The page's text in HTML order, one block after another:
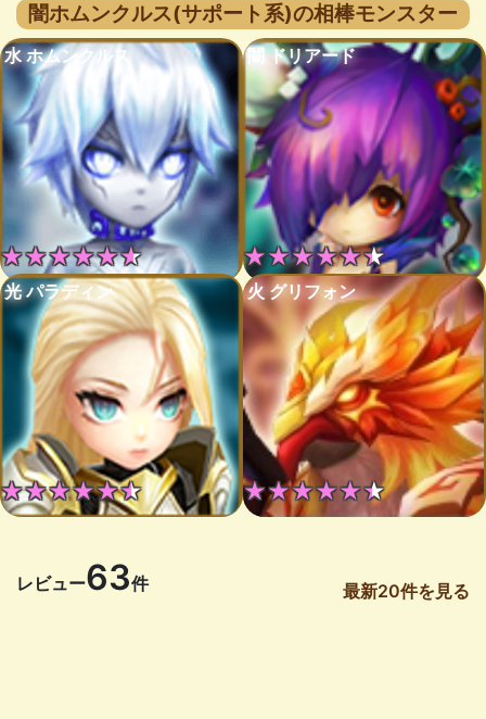
闇ホムンクルス(サポート系)の相棒モンスター
水 ホムンクルス
★★★★★★
闇 ドリアード
★★★★★★
光 パラディン
★★★★★★
火 グリフォン
★★★★★★
レビュー63件 最新20件を見る